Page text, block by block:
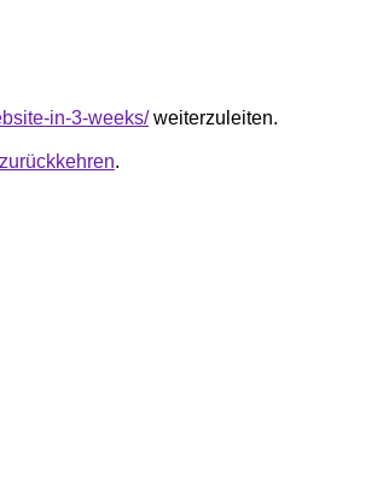
in-3-weeks/weiterzuleiten.
.